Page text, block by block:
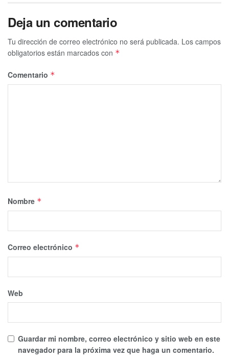
Deja un comentario
Tu dirección de correo electrónico no será publicada. Los campos
obligatorios están marcados con *
Comentario *
Nombre *
Correo electrónico *
Web
Guardar mi nombre, correo electrónico y sitio web en este
navegador para la próxima vez que haga un comentario.